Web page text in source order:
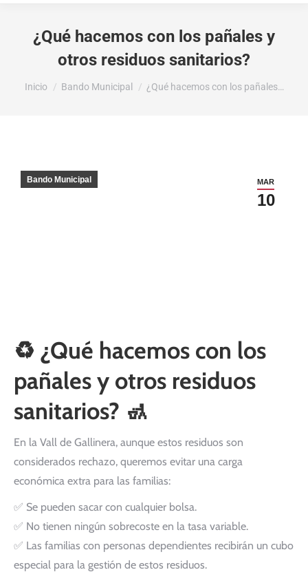
¿Qué hacemos con los pañales y
otros residuos sanitarios?
Estás aquí:
Inicio Bando Municipal ¿Qué hacemos con los pañales…
MAR
10
Bando Municipal
♻️ ¿Qué hacemos con los
pañales y otros residuos
sanitarios? 🚮
En la Vall de Gallinera, aunque estos residuos son
considerados rechazo, queremos evitar una carga
económica extra para las familias:
✅ Se pueden sacar con cualquier bolsa.
✅ No tienen ningún sobrecoste en la tasa variable.
✅ Las familias con personas dependientes recibirán un cubo
especial para la gestión de estos residuos.